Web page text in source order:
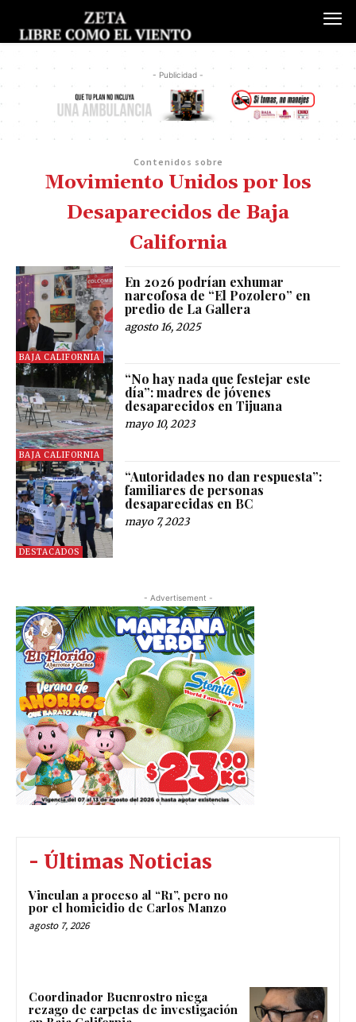
- Publicidad -
Contenidos sobre
Movimiento Unidos por los
Desaparecidos de Baja
California
BAJA CALIFORNIA
En 2026 podrían exhumar
narcofosa de “El Pozolero” en
predio de La Gallera
agosto 16, 2025
BAJA CALIFORNIA
“No hay nada que festejar este
día”: madres de jóvenes
desaparecidos en Tijuana
mayo 10, 2023
DESTACADOS
“Autoridades no dan respuesta”:
familiares de personas
desaparecidas en BC
mayo 7, 2023
- Advertisement -
- Últimas Noticias
Vinculan a proceso al “R1”, pero no
por el homicidio de Carlos Manzo
agosto 7, 2026
Coordinador Buenrostro niega
rezago de carpetas de investigación